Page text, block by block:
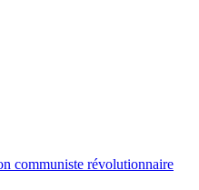
communiste révolutionnaire